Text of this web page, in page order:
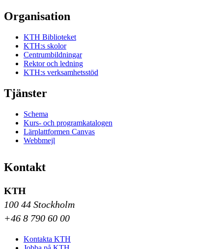
Organisation
KTH Biblioteket
KTH:s skolor
Centrumbildningar
Rektor och ledning
KTH:s verksamhetsstöd
Tjänster
Schema
Kurs- och programkatalogen
Lärplattformen Canvas
Webbmejl
Kontakt
KTH
100 44 Stockholm
+46 8 790 60 00
Kontakta KTH